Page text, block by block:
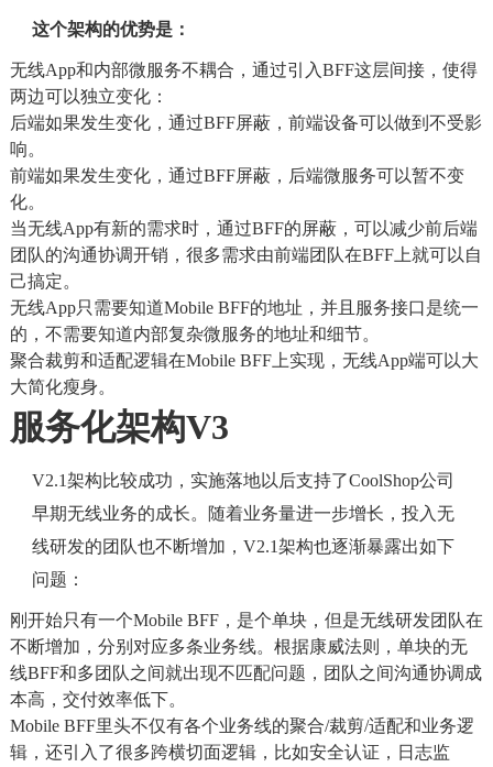
这个架构的优势是：
无线App和内部微服务不耦合，通过引入BFF这层间接，使得
两边可以独立变化：
后端如果发生变化，通过BFF屏蔽，前端设备可以做到不受影
响。
前端如果发生变化，通过BFF屏蔽，后端微服务可以暂不变
化。
当无线App有新的需求时，通过BFF的屏蔽，可以减少前后端
团队的沟通协调开销，很多需求由前端团队在BFF上就可以自
己搞定。
无线App只需要知道Mobile BFF的地址，并且服务接口是统一
的，不需要知道内部复杂微服务的地址和细节。
聚合裁剪和适配逻辑在Mobile BFF上实现，无线App端可以大
大简化瘦身。
服务化架构V3
V2.1架构比较成功，实施落地以后支持了CoolShop公司
早期无线业务的成长。随着业务量进一步增长，投入无
线研发的团队也不断增加，V2.1架构也逐渐暴露出如下
问题：
刚开始只有一个Mobile BFF，是个单块，但是无线研发团队在
不断增加，分别对应多条业务线。根据康威法则，单块的无
线BFF和多团队之间就出现不匹配问题，团队之间沟通协调成
本高，交付效率低下。
Mobile BFF里头不仅有各个业务线的聚合/裁剪/适配和业务逻
辑，还引入了很多跨横切面逻辑，比如安全认证，日志监